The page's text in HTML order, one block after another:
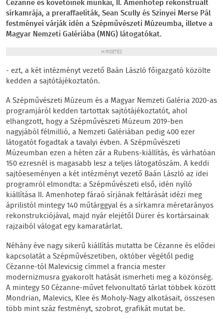
Cézanne és követőinek munkái, II. Amenhotep rekonstruált
sírkamrája, a preraffaeliták, Sean Scully és Szinyei Merse Pál
festményei várják idén a Szépművészeti Múzeumba, illetve a
Magyar Nemzeti Galériába (MNG) látogatókat.
HIRDETÉS
- ezt, a két intézményt vezető Baán László főigazgató közölte
kedden a sajtótájékoztatón.
A Szépművészeti Múzeum és a Magyar Nemzeti Galéria 2020-as
programjáról kedden tartottak sajtótájékoztatót, ahol
elhangzott, hogy a Szépművészeti Múzeum 2019-ben
nagyjából félmillió, a Nemzeti Galériában pedig 400 ezer
látogatót fogadtak a tavalyi évben. A Szépművészeti
Múzeumban ezen a héten zár a Rubens-kiállítás, és várhatóan
150 ezresnél is magasabb lesz a teljes látogatószám. A keddi
sajtóeseményen a két intézményt vezető Baán László az idei
programról elmondta: a Szépművészeti első, idén nyíló
kiállítása II. Amenhotep fáraó sírjának feltárását idézi meg
áprilistól mintegy 140 műtárggyal és a sírkamra méretarányos
rekonstrukciójával, majd nyár elejétől Dürer és kortársainak
rajzaiból válogat egy kamaratárlat.
Néhány éve nagy sikerű kiállítás mutatta be Cézanne és elődei
kapcsolatát a Szépművészetiben, október végétől pedig
Cézanne-tól Malevicsig címmel a francia mester
modernizmusra gyakorolt hatását ismerheti meg a közönség.
A mintegy 50 Cézanne-művet felvonultató tárlat többek között
Mondrian, Malevics, Klee és Moholy-Nagy alkotásait, összesen
több mint száz festményt, szobrot, grafikát mutat be.